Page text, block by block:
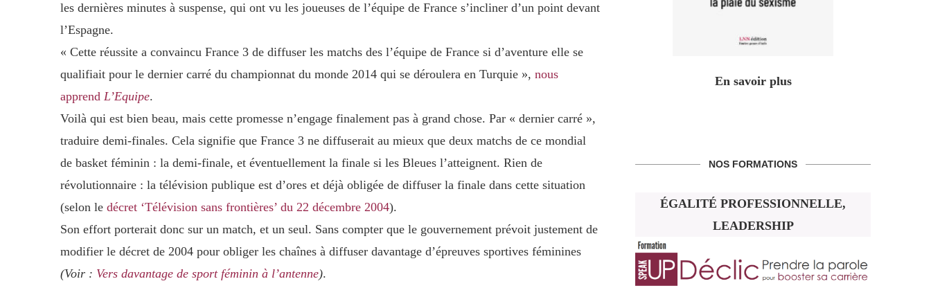
les dernières minutes à suspense, qui ont vu les joueuses de l’équipe de France s’incliner d’un point devant
l’Espagne.
« Cette réussite a convaincu France 3 de diffuser les matchs des l’équipe de France si d’aventure elle se
qualifiait pour le dernier carré du championnat du monde 2014 qui se déroulera en Turquie », nous
apprend L’Equipe.
Voilà qui est bien beau, mais cette promesse n’engage finalement pas à grand chose. Par « dernier carré »,
traduire demi-finales. Cela signifie que France 3 ne diffuserait au mieux que deux matchs de ce mondial
de basket féminin : la demi-finale, et éventuellement la finale si les Bleues l’atteignent. Rien de
révolutionnaire : la télévision publique est d’ores et déjà obligée de diffuser la finale dans cette situation
(selon le décret ‘Télévision sans frontières’ du 22 décembre 2004).
Son effort porterait donc sur un match, et un seul. Sans compter que le gouvernement prévoit justement de
modifier le décret de 2004 pour obliger les chaînes à diffuser davantage d’épreuves sportives féminines
(Voir : Vers davantage de sport féminin à l’antenne).
En savoir plus
NOS FORMATIONS
ÉGALITÉ PROFESSIONNELLE,
LEADERSHIP